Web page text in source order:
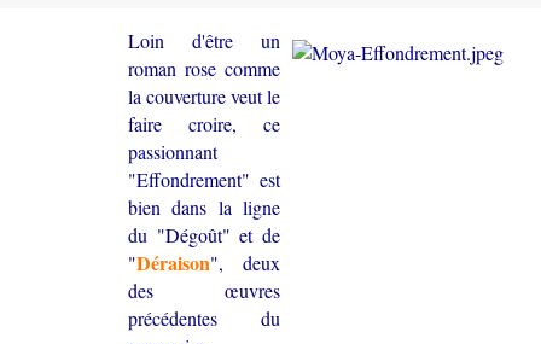
Loin d'être un
roman rose comme
la couverture veut le
faire croire, ce
passionnant
"Effondrement" est
bien dans la ligne
du "Dégoût" et de
"Déraison", deux
des œuvres
précédentes du